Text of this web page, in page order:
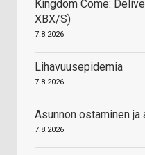
Kingdom Come:
XBX/S)
7.8.2026
Lihavuusepidemia
7.8.2026
Asunnon ostaminen ja
7.8.2026